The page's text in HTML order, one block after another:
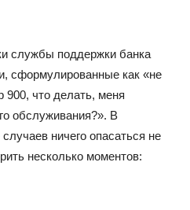
службы поддержки банка
сформулированные как «не
900, что делать, меня
обслуживания?». В
ничего опасаться не
несколько моментов: